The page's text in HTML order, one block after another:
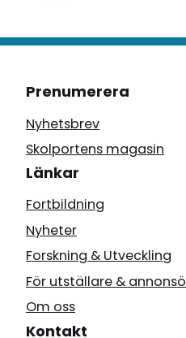
Prenumerera
Nyhetsbrev
Skolportens magasin
Länkar
Fortbildning
Nyheter
Forskning & Utveckling
För utställare &
Om oss
Kontakt